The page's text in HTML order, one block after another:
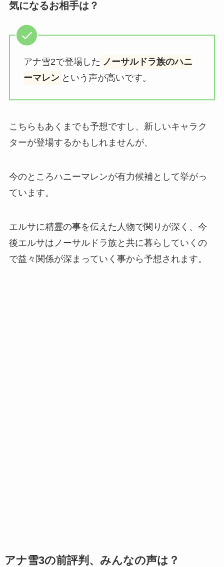
気になるお相手は？
アナ雪2で登場した ノーサルドラ族のハニ
ーマレン という声が高いです。
こちらもあくまでも予想ですし、新しいキャラク
ターが登場するかもしれませんが、
今のところハニーマレンが有力候補として挙がっ
ています。
エルサに精霊の事を伝えた人物で関りが深く、今
後エルサはノーサルドラ族と共に暮らしていくの
で益々関係が深まっていく事から予想されます。
アナ雪3の前評判、みんなの声は？